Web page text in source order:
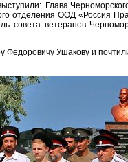
Глава
отделения ООД «Россия
ветеранов
Ушакову и